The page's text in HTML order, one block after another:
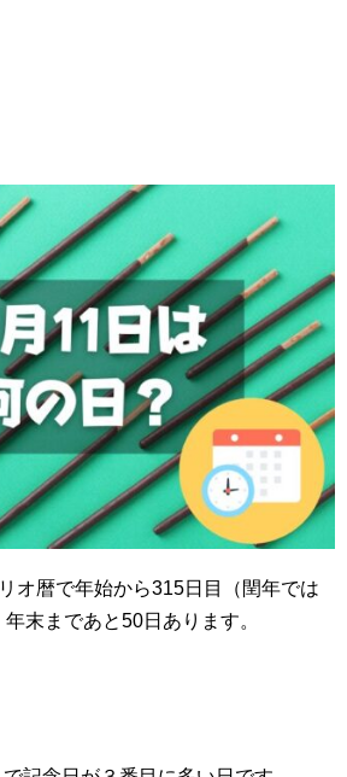
オ暦で年始から315日目（閏年では
末まであと50日あります。